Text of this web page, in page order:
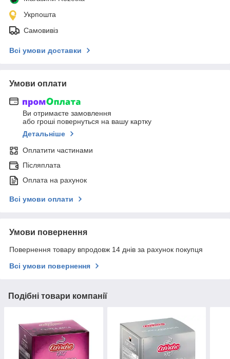
Укрпошта
Самовивіз
Всі умови доставки
Умови оплати
Ви отримаєте замовлення
або гроші повернуться на вашу картку
Детальніше
Оплатити частинами
Післяплата
Оплата на рахунок
Всі умови оплати
Умови повернення
Повернення товару впродовж 14 днів за рахунок покупця
Всі умови повернення
Подібні товари компанії